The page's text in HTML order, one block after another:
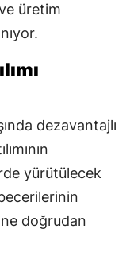
üretim
dezavantajlı
yürütülecek
doğrudan